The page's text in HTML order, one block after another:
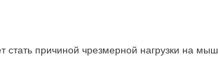
стать причиной чрезмерной нагрузки на